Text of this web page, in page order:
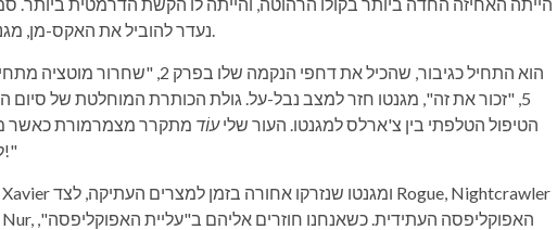
נעדר להוביל את האקס-מן, מגנטו הראה את האני הטוב והגרוע ביותר שלו.
הוא התחיל כגיבור, שהכיל את דחפי
5, "זכור את זה", מגנטו חזר למצב נבל-על. גולת הכותרת המוחלטת של
הטיפול הטלפתי בין צ'ארלס למגנטו. העור שליעוֹד מתקרר מצמרמורת כאשר
M להרוס את כדור הארץ ומכריז, "מגנטו חי!"